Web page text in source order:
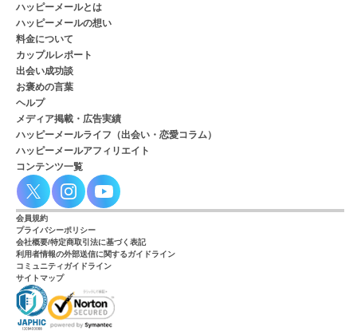
ハッピーメールとは
ハッピーメールの想い
料金について
カップルレポート
出会い成功談
お褒めの言葉
ヘルプ
メディア掲載・広告実績
ハッピーメールライフ（出会い・恋愛コラム）
ハッピーメールアフィリエイト
コンテンツ一覧
会員規約
プライバシーポリシー
会社概要/特定商取引法に基づく表記
利用者情報の外部送信に関するガイドライン
コミュニティガイドライン
サイトマップ